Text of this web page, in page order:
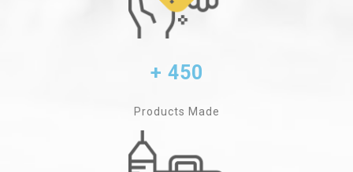
+ 450
Products Made